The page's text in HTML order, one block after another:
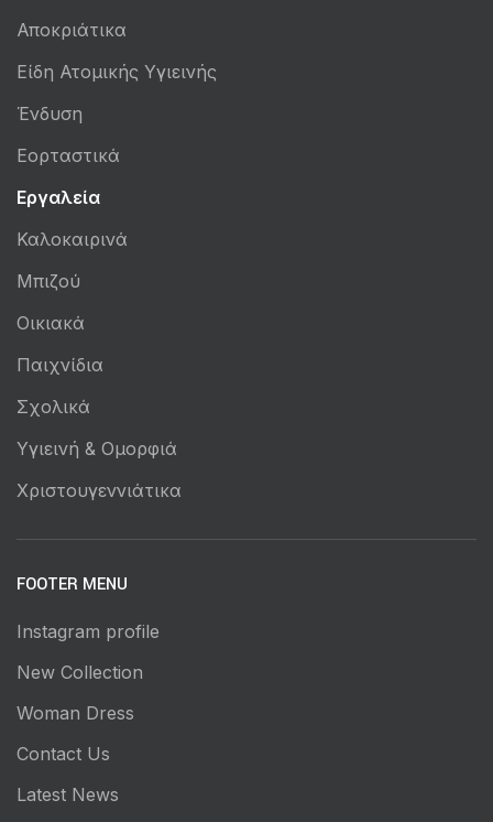
Αποκριάτικα
Είδη Ατομικής Υγιεινής
Ένδυση
Εορταστικά
Εργαλεία
Καλοκαιρινά
Μπιζού
Οικιακά
Παιχνίδια
Σχολικά
Υγιεινή & Ομορφιά
Χριστουγεννιάτικα
FOOTER MENU
Instagram profile
New Collection
Woman Dress
Contact Us
Latest News